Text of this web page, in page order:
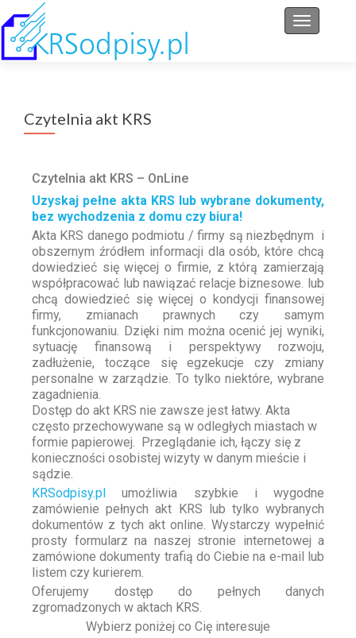
Przełącz
Czytelnia akt KRS
Czytelnia akt KRS – OnLine
Uzyskaj pełne akta KRS lub wybrane dokumenty,
bez wychodzenia z domu czy biura!
Akta KRS danego podmiotu / firmy są niezbędnym i
obszernym źródłem informacji dla osób, które chcą
dowiedzieć się więcej o firmie, z którą zamierzają
współpracować lub nawiązać relacje biznesowe. lub
chcą dowiedzieć się więcej o kondycji finansowej
firmy, zmianach prawnych czy samym
funkcjonowaniu. Dzięki nim można ocenić jej wyniki,
sytuację finansową i perspektywy rozwoju,
zadłużenie, toczące się egzekucje czy zmiany
personalne w zarządzie. To tylko niektóre, wybrane
zagadnienia.
Dostęp do akt KRS nie zawsze jest łatwy. Akta
często przechowywane są w odległych miastach w
formie papierowej. Przeglądanie ich, łączy się z
konieczności osobistej wizyty w danym mieście i
sądzie.
KRSodpisy.pl umożliwia szybkie i wygodne
zamówienie pełnych akt KRS lub tylko wybranych
dokumentów z tych akt online. Wystarczy wypełnić
prosty formularz na naszej stronie internetowej a
zamówione dokumenty trafią do Ciebie na e-mail lub
listem czy kurierem.
Oferujemy dostęp do pełnych danych
zgromadzonych w aktach KRS.
Wybierz poniżej co Cię interesuje